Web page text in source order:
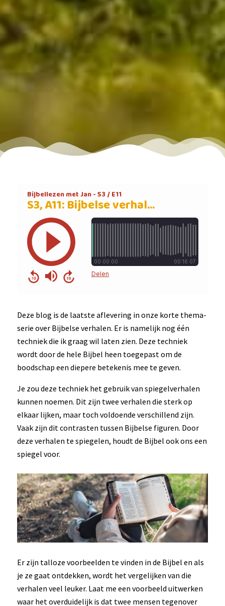
Deze blog is de laatste aflevering in onze korte thema-
serie over Bijbelse verhalen. Er is namelijk nog één
techniek die ik graag wil laten zien. Deze techniek
wordt door de hele Bijbel heen toegepast om de
boodschap een diepere betekenis mee te geven.
Je zou deze techniek het gebruik van spiegelverhalen
kunnen noemen. Dit zijn twee verhalen die sterk op
elkaar lijken, maar toch voldoende verschillend zijn.
Vaak zijn dit contrasten tussen Bijbelse figuren. Door
deze verhalen te spiegelen, houdt de Bijbel ook ons een
spiegel voor.
Er zijn talloze voorbeelden te vinden in de Bijbel en als
je ze gaat ontdekken, wordt het vergelijken van die
verhalen veel leuker. Laat me een voorbeeld uitwerken
waar het overduidelijk is dat twee mensen tegenover